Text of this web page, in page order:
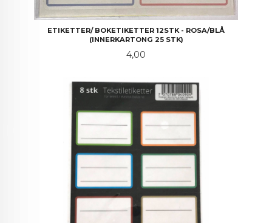
ETIKETTER/ BOKETIKETTER 12STK - ROSA/BLÅ
(INNERKARTONG 25 STK)
Pris
4,00